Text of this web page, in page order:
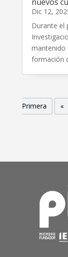
Dic 12,
Durante el
mantenido
formación
Primera
«